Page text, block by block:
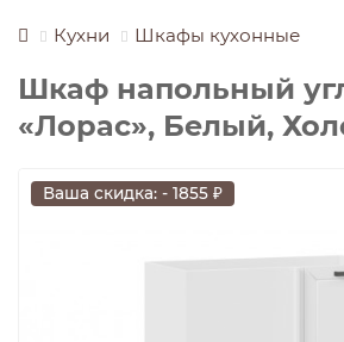
Кухни Шкафы кухонные
Шкаф напольный
«Лорас», Белый,
Ваша скидка: - 1855 ₽